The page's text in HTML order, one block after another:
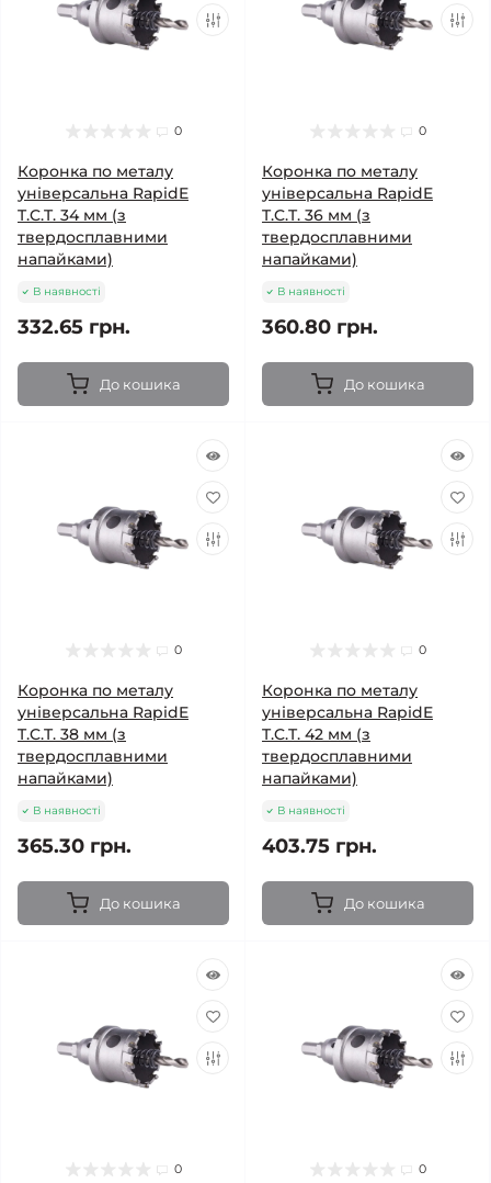
0
Коронка по металу
універсальна RapidE
T.C.T. 34 мм (з
твердосплавними
напайками)
В наявності
332.65 грн.
До кошика
0
Коронка по металу
універсальна RapidE
T.C.T. 36 мм (з
твердосплавними
напайками)
В наявності
360.80 грн.
До кошика
0
Коронка по металу
універсальна RapidE
T.C.T. 38 мм (з
твердосплавними
напайками)
В наявності
365.30 грн.
До кошика
0
Коронка по металу
універсальна RapidE
T.C.T. 42 мм (з
твердосплавними
напайками)
В наявності
403.75 грн.
До кошика
0 0